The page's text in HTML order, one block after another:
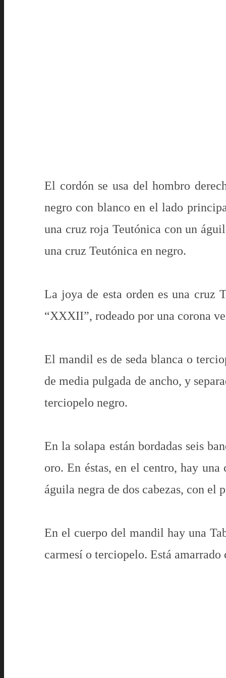
El cordón se usa del hombro
negro con blanco en el lado
una cruz roja Teutónica con un
una cruz Teutónica en negro.
La joya de esta orden es una cruz
“XXXII”, rodeado por una corona
El mandil es de seda blanca o
de media pulgada de ancho, y
terciopelo negro.
En la solapa están bordadas seis
oro. En éstas, en el centro, hay
águila negra de dos cabezas, con el
En el cuerpo del mandil hay una
carmesí o terciopelo. Está amarrado